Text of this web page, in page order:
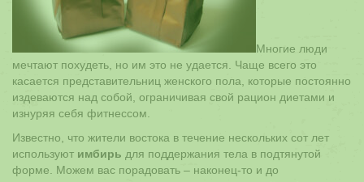
Многие люди
мечтают похудеть, но им это не удается. Чаще всего это
касается представительниц женского пола, которые постоянно
издеваются над собой, ограничивая свой рацион диетами и
изнуряя себя фитнессом.
Известно, что жители востока в течение нескольких сот лет
используют имбирь для поддержания тела в подтянутой
форме. Можем вас порадовать – наконец-то и до